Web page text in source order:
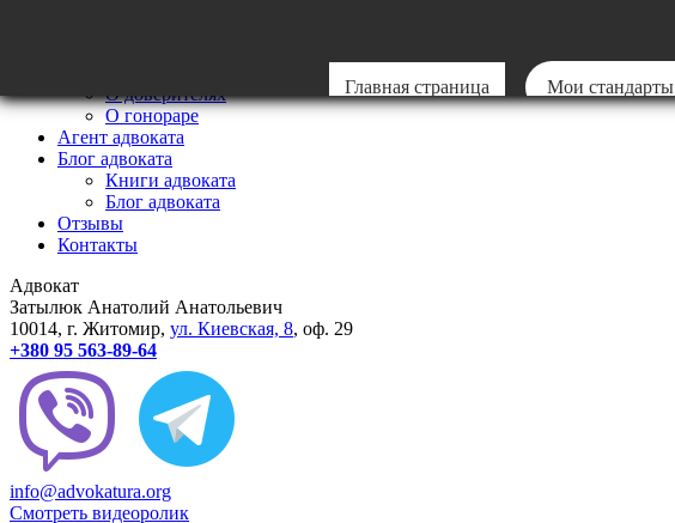
Главная страница Мои стандарты
О доверителях
О гонораре
Агент адвоката
Блог адвоката
Книги адвоката
Блог адвоката
Отзывы
Контакты
Адвокат
Затылюк Анатолий Анатольевич
10014, г. Житомир, ул. Киевcкая, 8, оф. 29
+380 95 563-89-64
info@advokatura.org
Смотреть видеоролик